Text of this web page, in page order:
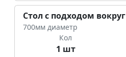
Стол с подходом вокруг
700мм диаметр
Кол
1 шт